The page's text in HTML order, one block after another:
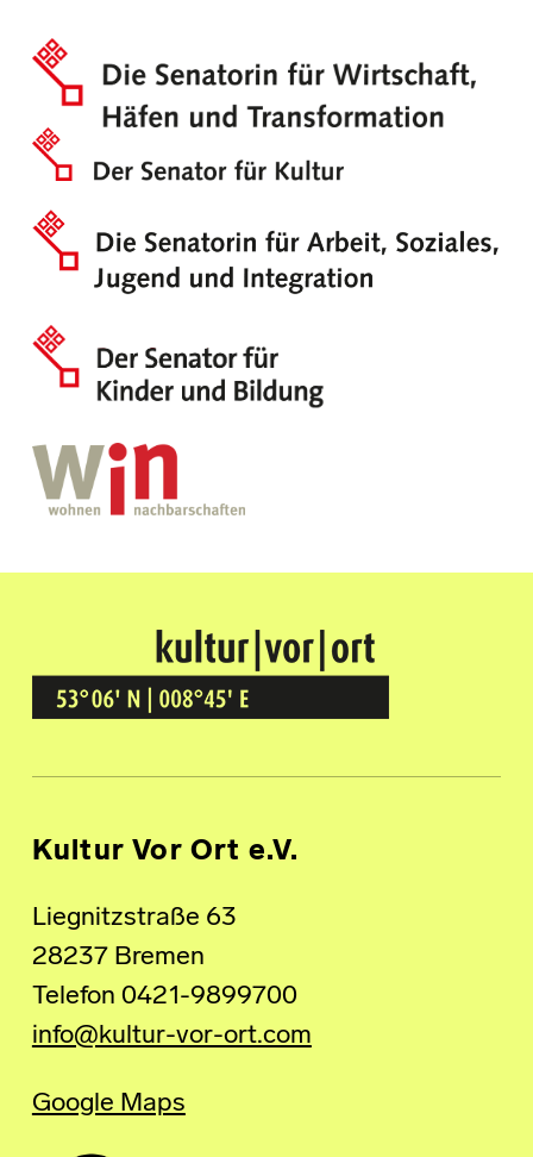
Kultur Vor Ort
BREMEN GRÖPELINGEN
Kultur Vor Ort e.V.
Liegnitzstraße 63
28237 Bremen
Telefon 0421-9899700
info@kultur-vor-ort.com
Google Maps